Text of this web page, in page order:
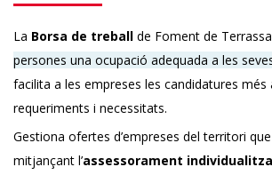
La Borsa de treball de Foment de
persones una ocupació adequada a les
facilita a les empreses les candidatures més
requeriments i necessitats.
Gestiona ofertes d’empreses del territori
mitjançant l’assessorament